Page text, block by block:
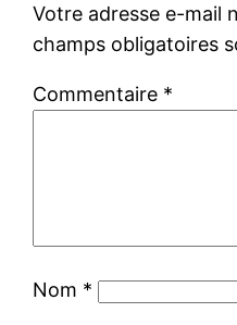
Votre adresse e-mail
champs obligatoires
Commentaire *
Nom *